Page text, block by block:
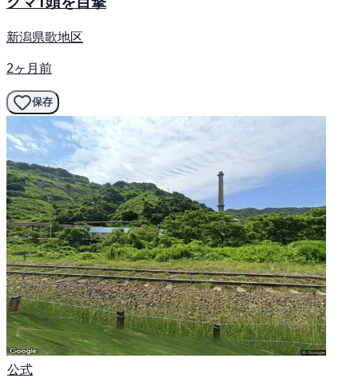
新潟県歌地区
2ヶ月前
保存
公式